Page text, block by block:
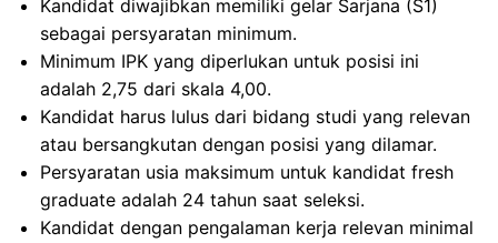
Kandidat diwajibkan memiliki gelar Sarjana (S1)
sebagai persyaratan minimum.
Minimum IPK yang diperlukan untuk posisi ini
adalah 2,75 dari skala 4,00.
Kandidat harus lulus dari bidang studi yang relevan
atau bersangkutan dengan posisi yang dilamar.
Persyaratan usia maksimum untuk kandidat fresh
graduate adalah 24 tahun saat seleksi.
Kandidat dengan pengalaman kerja relevan minimal